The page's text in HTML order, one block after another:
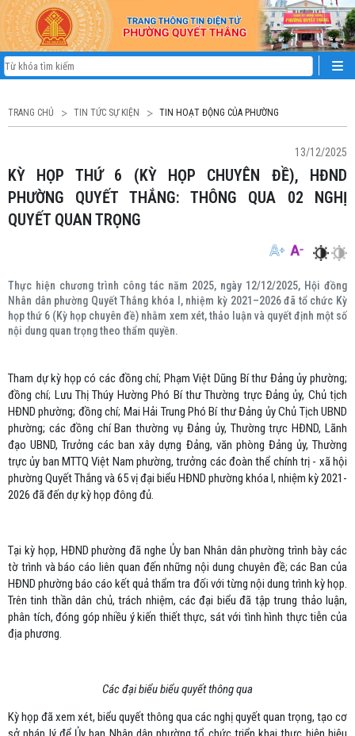
TRANG CHỦ TIN TỨC SỰ KIỆN TIN HOẠT ĐỘNG CỦA PHƯỜNG
13/12/2025
KỲ HỌP THỨ 6 (KỲ HỌP CHUYÊN ĐỀ), HĐND
PHƯỜNG QUYẾT THẮNG: THÔNG QUA 02 NGHỊ
QUYẾT QUAN TRỌNG
Thực hiện chương trình công tác năm 2025, ngày 12/12/2025, Hội đồng
Nhân dân phường Quyết Thắng khóa I, nhiệm kỳ 2021–2026 đã tổ chức Kỳ
họp thứ 6 (Kỳ họp chuyên đề) nhằm xem xét, thảo luận và quyết định một số
nội dung quan trọng theo thẩm quyền.
Tham dự kỳ họp có các đồng chí; Phạm Việt Dũng Bí thư Đảng ủy phường;
đồng chí; Lưu Thị Thúy Hường Phó Bí thư Thường trực Đảng ủy, Chủ tịch
HĐND phường; đồng chí; Mai Hải Trung Phó Bí thư Đảng ủy Chủ Tịch UBND
phường; các đồng chí Ban thường vụ Đảng ủy, Thường trực HĐND, Lãnh
đạo UBND, Trưởng các ban xây dựng Đảng, văn phòng Đảng ủy, Thường
trực ủy ban MTTQ Việt Nam phường, trưởng các đoàn thể chính trị - xã hội
phường Quyết Thắng và 65 vị đại biểu HĐND phường khóa I, nhiệm kỳ 2021-
2026 đã đến dự kỳ họp đông đủ.
Tại kỳ họp, HĐND phường đã nghe Ủy ban Nhân dân phường trình bày các
tờ trình và báo cáo liên quan đến những nội dung chuyên đề; các Ban của
HĐND phường báo cáo kết quả thẩm tra đối với từng nội dung trình kỳ họp.
Trên tinh thần dân chủ, trách nhiệm, các đại biểu đã tập trung thảo luận,
phân tích, đóng góp nhiều ý kiến thiết thực, sát với tình hình thực tiễn của
địa phương.
Các đại biểu biểu quyết thông qua
Kỳ họp đã xem xét, biểu quyết thông qua các nghị quyết quan trọng, tạo cơ